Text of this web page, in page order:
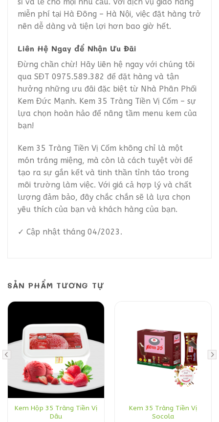
miễn phí tại Hà Đông – Hà Nội, việc đặt hàng trở
nên dễ dàng và tiện lợi hơn bao giờ hết.
Liên Hệ Ngay để Nhận Ưu Đãi
Đừng chần chừ! Hãy liên hệ ngay với chúng tôi
qua SĐT 0975.589.382 để đặt hàng và tận
hưởng những ưu đãi đặc biệt từ Nhà Phân Phối
Kem Đức Mạnh. Kem 35 Tràng Tiền Vị Cốm – sự
lựa chọn hoàn hảo để nâng tầm menu kem của
bạn!
Kem 35 Tràng Tiền Vị Cốm không chỉ là một
món tráng miệng, mà còn là cách tuyệt vời để
tạo ra sự gắn kết và tinh thần tỉnh táo trong
môi trường làm việc. Với giá cả hợp lý và chất
lượng đảm bảo, đây chắc chắn sẽ là lựa chọn
yêu thích của bạn và khách hàng của bạn.
✓ Cập nhật tháng 04/2023.
SẢN PHẨM TƯƠNG TỰ
Kem Hộp 35 Tràng Tiền Vị
Dâu
Kem 35 Tràng Tiền Vị
Socola